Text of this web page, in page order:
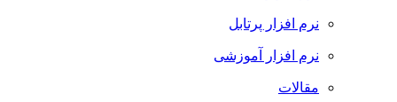
نرم افزار پرتابل
نرم افزار آموزشی
مقالات